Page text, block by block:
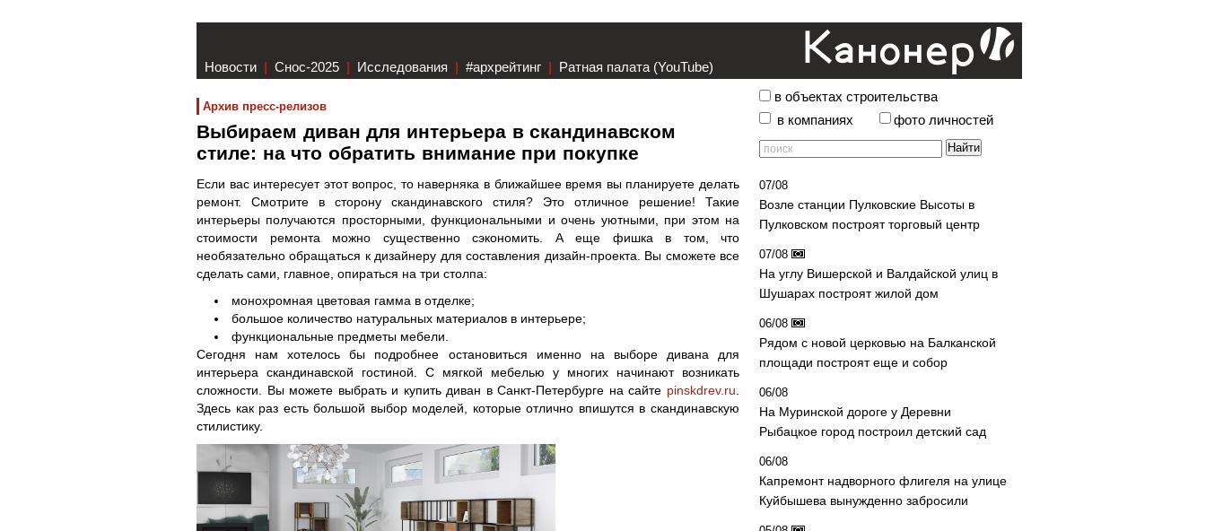
Новости | Снос-2025 | Исследования | #архрейтинг | Ратная палата (YouTube)
Архив пресс-релизов
Выбираем диван для интерьера в скандинавском
стиле: на что обратить внимание при покупке
Если вас интересует этот вопрос, то наверняка в ближайшее время вы планируете делать
ремонт. Смотрите в сторону скандинавского стиля? Это отличное решение! Такие
интерьеры получаются просторными, функциональными и очень уютными, при этом на
стоимости ремонта можно существенно сэкономить. А еще фишка в том, что
необязательно обращаться к дизайнеру для составления дизайн-проекта. Вы сможете все
сделать сами, главное, опираться на три столпа:
монохромная цветовая гамма в отделке;
большое количество натуральных материалов в интерьере;
функциональные предметы мебели.
Сегодня нам хотелось бы подробнее остановиться именно на выборе дивана для
интерьера скандинавской гостиной. С мягкой мебелью у многих начинают возникать
сложности. Вы можете выбрать и купить диван в Санкт-Петербурге на сайте pinskdrev.ru
Здесь как раз есть большой выбор моделей, которые отлично впишутся в скандинавскую
стилистику.
в объектах строительства
в компаниях
фото личностей
07/08
Возле станции Пулковские Высоты в
Пулковском построят торговый центр
07/08
На углу Вишерской и Валдайской улиц в
Шушарах построят жилой дом
06/08
Рядом с новой церковью на Балканской
площади построят еще и собор
06/08
На Муринской дороге у Деревни
Рыбацкое город построил детский сад
06/08
Капремонт надворного флигеля на улице
Куйбышева вынужденно забросили